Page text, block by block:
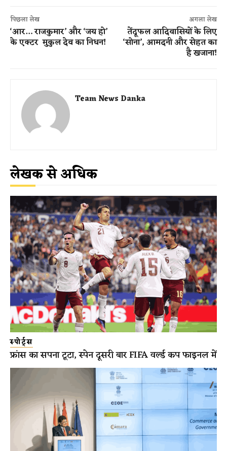
पिछला लेख
‘आर… राजकुमार’ और ‘जय हो’
के एक्टर मुकुल देव का निधन!
अगला लेख
तेंदूफल आदिवासियों के लिए
‘सोना’, आमदनी और सेहत का
है खजाना!
Team News Danka
लेखक से अधिक
स्पोर्ट्स
फ्रांस का सपना टूटा, स्पेन दूसरी बार FIFA वर्ल्ड कप फाइनल में